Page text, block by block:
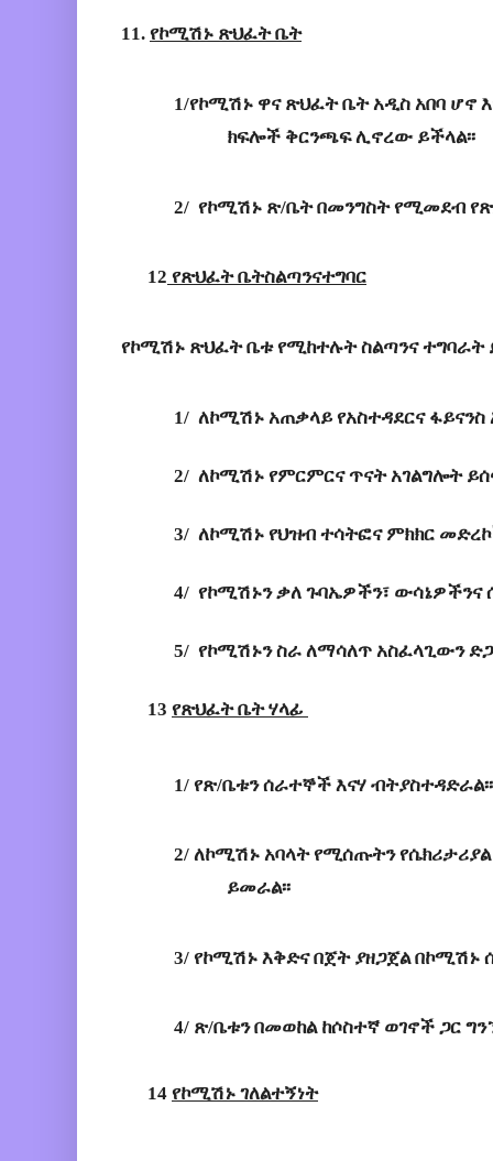
11. የኮሚሽኑ ጽህፈት ቤት
1/የኮሚሽኑ ዋና ጽህፈት ቤት አዲስ አበባ ሆኖ
ክፍሎች ቅርንጫፍ ሊኖረው ይችላል፡፡
2/ የኮሚሽኑ ጽ/ቤት በመንግስት የሚመደብ የጽ
12 የጽህፈት ቤትስልጣንናተግባር
የኮሚሽኑ ጽህፈት ቤቱ የሚከተሉት ስልጣንና ተግባራት
1/ ለኮሚሽኑ አጠቃላይ የአስተዳደርና ፋይናንስ
2/ ለኮሚሽኑ የምርምርና ጥናት አገልግሎት
3/ ለኮሚሽኑ የህዝብ ተሳትፎና ምክክር
4/ የኮሚሽኑን ቃለ ጉባኤዎችን፣ ውሳኔዎችንና
5/ የኮሚሽኑን ስራ ለማሳለጥ አስፈላጊውን
13 የጽህፈት ቤት ሃላፊ
1/ የጽ/ቤቱን ሰራተኞች እናሃ ብትያስተዳድራል፡፡
2/ ለኮሚሽኑ አባላት የሚሰጡትን የሴክሪታሪያል
ይመራል፡፡
3/ የኮሚሽኑ እቅድና በጀት ያዘጋጀል በኮሚሽኑ
4/ ጽ/ቤቱን በመወከል ከሶስተኛ ወገኖች ጋር
14 የኮሚሽኑ ገለልተኝነት